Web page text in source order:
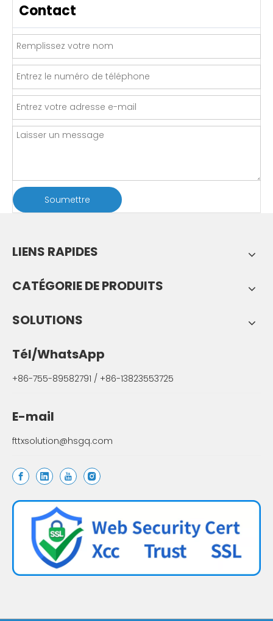
Contact
Soumettre
LIENS RAPIDES
CATÉGORIE DE PRODUITS
SOLUTIONS
Tél/WhatsApp
+86-755-89582791 / +86-13823553725
E-mail
fttxsolution@hsgq.com